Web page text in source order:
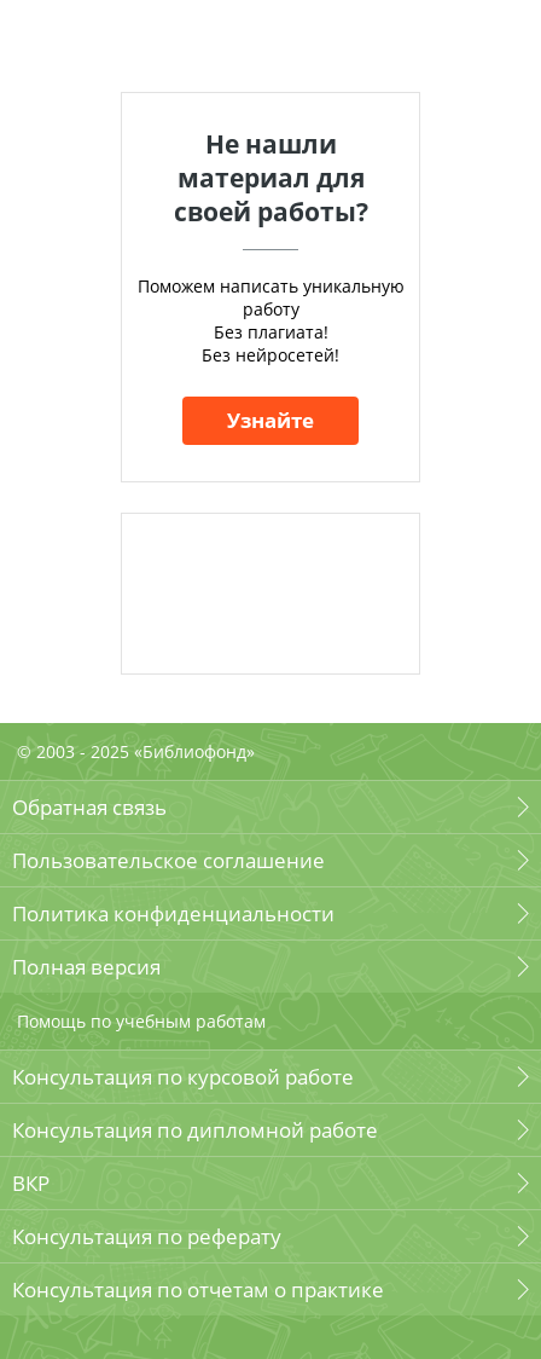
Не нашли
материал для
своей работы?
Поможем написать уникальную
работу
Без плагиата!
Без нейросетей!
Узнайте
© 2003 - 2025 «Библиофонд»
Обратная связь
Пользовательское соглашение
Политика конфиденциальности
Полная версия
Помощь по учебным работам
Консультация по курсовой работе
Консультация по дипломной работе
ВКР
Консультация по реферату
Консультация по отчетам о практике